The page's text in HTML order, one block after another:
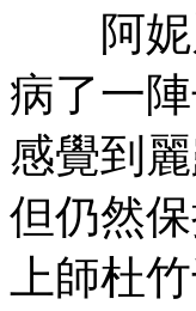
阿妮麗
病了一
感覺到
但仍然
上師杜